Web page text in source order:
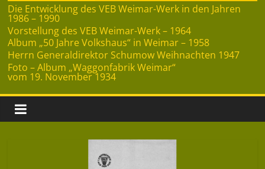
Die Entwicklung des VEB Weimar-Werk in den Jahren
1986 – 1990
Vorstellung des VEB Weimar-Werk – 1964
Album „50 Jahre Volkshaus“ in Weimar – 1958
Herrn Generaldirektor Schumow Weihnachten 1947
Foto – Album „Waggonfabrik Weimar“
vom 19. November 1934